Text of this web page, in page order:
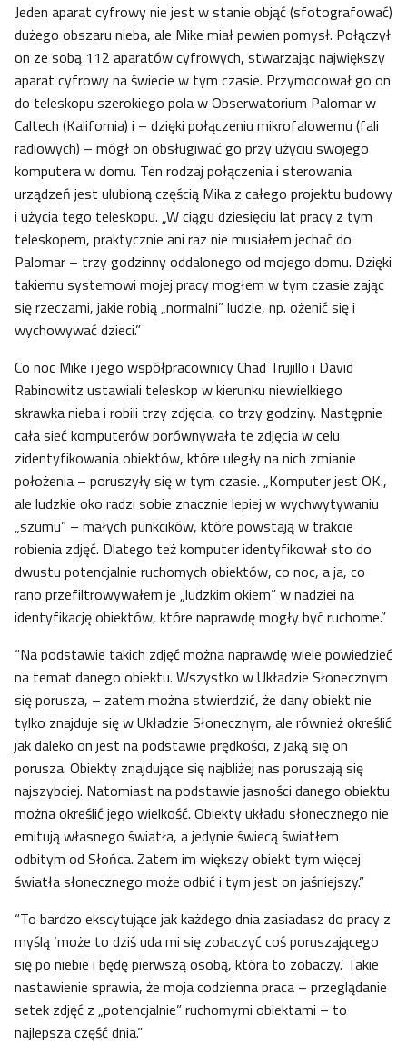
Jeden aparat cyfrowy nie jest w stanie objąć (sfotografować)
dużego obszaru nieba, ale Mike miał pewien pomysł. Połączył
on ze sobą 112 aparatów cyfrowych, stwarzając największy
aparat cyfrowy na świecie w tym czasie. Przymocował go on
do teleskopu szerokiego pola w Obserwatorium Palomar w
Caltech (Kalifornia) i – dzięki połączeniu mikrofalowemu (fali
radiowych) – mógł on obsługiwać go przy użyciu swojego
komputera w domu. Ten rodzaj połączenia i sterowania
urządzeń jest ulubioną częścią Mika z całego projektu budowy
i użycia tego teleskopu. „W ciągu dziesięciu lat pracy z tym
teleskopem, praktycznie ani raz nie musiałem jechać do
Palomar – trzy godzinny oddalonego od mojego domu. Dzięki
takiemu systemowi mojej pracy mogłem w tym czasie zając
się rzeczami, jakie robią „normalni” ludzie, np. ożenić się i
wychowywać dzieci.”
Co noc Mike i jego współpracownicy Chad Trujillo i David
Rabinowitz ustawiali teleskop w kierunku niewielkiego
skrawka nieba i robili trzy zdjęcia, co trzy godziny. Następnie
cała sieć komputerów porównywała te zdjęcia w celu
zidentyfikowania obiektów, które uległy na nich zmianie
położenia – poruszyły się w tym czasie. „Komputer jest OK.,
ale ludzkie oko radzi sobie znacznie lepiej w wychwytywaniu
„szumu” – małych punkcików, które powstają w trakcie
robienia zdjęć. Dlatego też komputer identyfikował sto do
dwustu potencjalnie ruchomych obiektów, co noc, a ja, co
rano przefiltrowywałem je „ludzkim okiem” w nadziei na
identyfikację obiektów, które naprawdę mogły być ruchome.”
“Na podstawie takich zdjęć można naprawdę wiele powiedzieć
na temat danego obiektu. Wszystko w Układzie Słonecznym
się porusza, – zatem można stwierdzić, że dany obiekt nie
tylko znajduje się w Układzie Słonecznym, ale również określić
jak daleko on jest na podstawie prędkości, z jaką się on
porusza. Obiekty znajdujące się najbliżej nas poruszają się
najszybciej. Natomiast na podstawie jasności danego obiektu
można określić jego wielkość. Obiekty układu słonecznego nie
emitują własnego światła, a jedynie świecą światłem
odbitym od Słońca. Zatem im większy obiekt tym więcej
światła słonecznego może odbić i tym jest on jaśniejszy.”
“To bardzo ekscytujące jak każdego dnia zasiadasz do pracy z
myślą ‘może to dziś uda mi się zobaczyć coś poruszającego
się po niebie i będę pierwszą osobą, która to zobaczy.’ Takie
nastawienie sprawia, że moja codzienna praca – przeglądanie
setek zdjęć z „potencjalnie” ruchomymi obiektami – to
najlepsza część dnia.”